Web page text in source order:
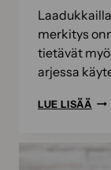
merkitys
tietävät
arjessa
LUE LISÄÄ